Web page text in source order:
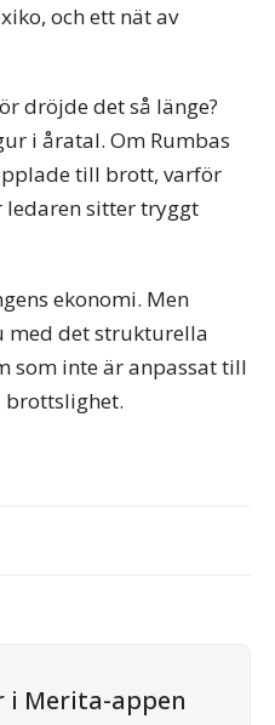
och ett nät av
dröjde det så länge?
i åratal. Om Rumbas
till brott, varför
ledaren sitter tryggt
ekonomi. Men
med det strukturella
som inte är anpassat till
brottslighet.
i Merita-appen